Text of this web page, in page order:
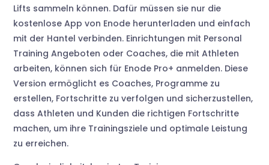
Lifts sammeln können. Dafür müssen sie nur die
kostenlose App von Enode herunterladen und einfach
mit der Hantel verbinden. Einrichtungen mit Personal
Training Angeboten oder Coaches, die mit Athleten
arbeiten, können sich für Enode Pro+ anmelden. Diese
Version ermöglicht es Coaches, Programme zu
erstellen, Fortschritte zu verfolgen und sicherzustellen,
dass Athleten und Kunden die richtigen Fortschritte
machen, um ihre Trainingsziele und optimale Leistung
zu erreichen.